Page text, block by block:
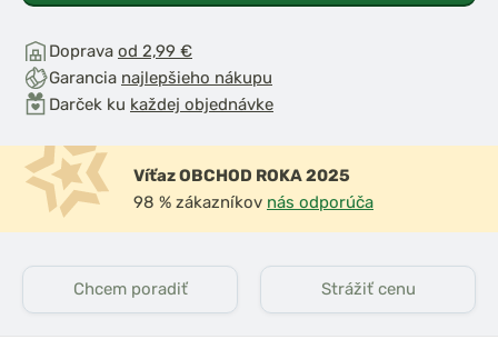
Doprava od 2,99 €
Garancia najlepšieho nákupu
Darček ku každej objednávke
Víťaz OBCHOD ROKA 2025
98 % zákazníkov nás odporúča
Chcem poradiť Strážiť cenu